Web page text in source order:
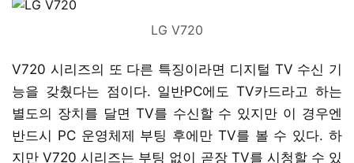
LG V720
V720 시리즈의 또 다른 특징이라면 디지털 TV 수신 기
능을 갖췄다는 점이다. 일반PC에도 TV카드라고 하는
별도의 장치를 달면 TV를 수신할 수 있지만 이 경우엔
반드시 PC 운영체제 부팅 후에만 TV를 볼 수 있다. 하
지만 V720 시리즈는 부팅 없이 곧장 TV를 시청할 수 있